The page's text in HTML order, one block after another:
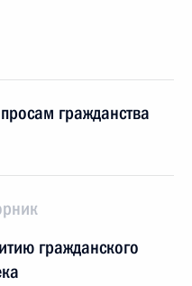
гражданства
гражданского